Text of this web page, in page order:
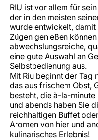
RIU ist vor allem für
der in den meisten
wurde entwickelt, damit
Zügen genießen
abwechslungsreiche,
eine gute Auswahl an
Selbstbedienung aus.
Mit Riu beginnt der Tag
das aus frischem Obst,
besteht, die à-la-
und abends haben Sie
reichhaltigen Buffet
Aromen von hier und
kulinarisches Erlebnis!